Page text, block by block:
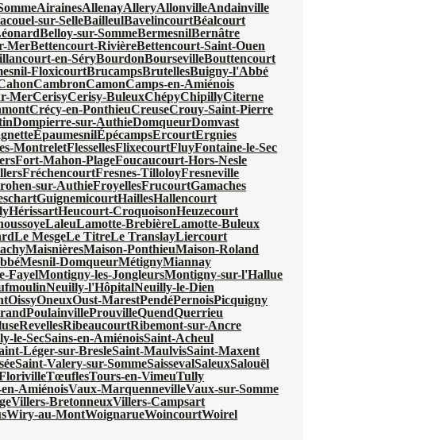
AirainesAllenayAlleryAllonvilleAndainville
sur-SelleBailleulBavelincourtBéalcourt
Belloy-sur-SommeBermesnilBernâtre
MerBettencourt-RivièreBettencourt-Saint-Ouen
en-SéryBourdonBoursevilleBouttencourt
FloxicourtBrucampsBrutellesBuigny-l'Abbé
CambronCamonCamps-en-Amiénois
MerCerisyCerisy-BuleuxChépyChipillyCiterne
Crécy-en-PonthieuCreuseCrouy-Saint-Pierre
Dompierre-sur-AuthieDomqueurDomvast
ÉpaumesnilÉpécampsErcourtErgnies
MontreletFlessellesFlixecourtFluyFontaine-le-Sec
Fort-Mahon-PlageFoucaucourt-Hors-Nesle
FréchencourtFresnes-TilloloyFresneville
sur-AuthieFroyellesFrucourtGamaches
GuignemicourtHaillesHallencourt
HérissartHeucourt-CroquoisonHeuzecourt
LaleuLamotte-BrebièreLamotte-Buleux
Le MesgeLe TitreLe TranslayLiercourt
MaisnièresMaison-PonthieuMaison-Roland
Mesnil-DomqueurMétignyMiannay
FayelMontigny-les-JongleursMontigny-sur-l'Hallue
Neuilly-l'HôpitalNeuilly-le-Dien
OissyOneuxOust-MarestPendéPernoisPicquigny
PoulainvilleProuvilleQuendQuerrieu
RevellesRibeaucourtRibemont-sur-Ancre
le-SecSains-en-AmiénoisSaint-Acheul
Léger-sur-BresleSaint-MaulvisSaint-Maxent
Saint-Valery-sur-SommeSaissevalSaleuxSalouël
TœuflesTours-en-VimeuTully
AmiénoisVaux-MarquennevilleVaux-sur-Somme
Villers-BretonneuxVillers-Campsart
Wiry-au-MontWoignarueWoincourtWoirel